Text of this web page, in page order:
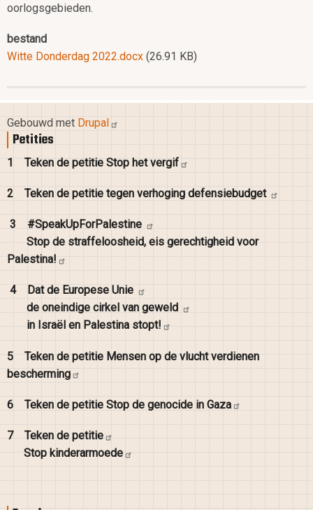
oorlogsgebieden.
bestand
Witte Donderdag 2022.docx (26.91 KB)
Gebouwd met Drupal
Petities
1 Teken de petitie Stop hetvergif
2 Teken de petitie tegen verhoging defensiebudget
3
#SpeakUpForPalestine
Stop de straffeloosheid, eis gerechtigheid voor
Palestina!
4 Dat de Europese Unie
de oneindige cirkel van geweld
in Israël en Palestina stopt!
5 Teken de petitie Mensen op de vlucht verdienen
bescherming
6 Teken de petitie Stop de genocide in Gaza
7 Teken de petitie
Stop kinderarmoede